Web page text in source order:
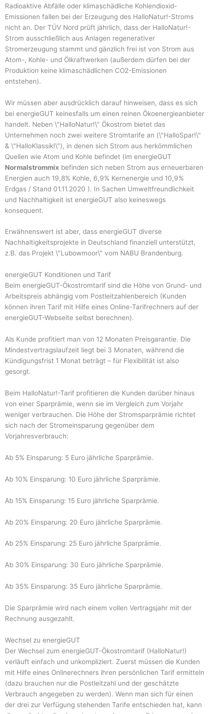
Radioaktive Abfälle oder klimaschädliche Kohlendioxid-
Emissionen fallen bei der Erzeugung des HalloNatur!-Stroms
nicht an. Der TÜV Nord prüft jährlich, dass der HalloNatur!-
Strom ausschließlich aus Anlagen regenerativer
Stromerzeugung stammt und gänzlich frei ist von Strom aus
Atom-, Kohle- und Ölkraftwerken (außerdem dürfen bei der
Produktion keine klimaschädlichen CO2-Emissionen
entstehen).
Wir müssen aber ausdrücklich darauf hinweisen, dass es sich
bei energieGUT keinesfalls um einen reinen Ökoenergieanbieter
handelt. Neben \"HalloNatur!\" Ökostrom bietet das
Unternehmen noch zwei weitere Stromtarife an (\"HalloSpar!\"
& \"HalloKlassik!\"), in denen sich Strom aus herkömmlichen
Quellen wie Atom und Kohle befindet (im energieGUT
Normalstrommix befinden sich neben Strom aus erneuerbaren
Energien auch 19,8% Kohle, 6,9% Kernenergie und 10,9%
Erdgas / Stand 01.11.2020 ). In Sachen Umweltfreundlichkeit
und Nachhaltigkeit ist energieGUT also keineswegs
konsequent.
Erwähnenswert ist aber, dass energieGUT diverse
Nachhaltigkeitsprojekte in Deutschland finanziell unterstützt,
z.B. das Projekt \"Lubowmoor\" vom NABU Brandenburg.
energieGUT Konditionen und Tarif
Beim energieGUT-Ökostromtarif sind die Höhe von Grund- und
Arbeitspreis abhängig vom Postleitzahlenbereich (Kunden
können ihren Tarif mit Hilfe eines Online-Tarifrechners auf der
energieGUT-Webseite selbst berechnen).
Als Kunde profitiert man von 12 Monaten Preisgarantie. Die
Mindestvertragslaufzeit liegt bei 3 Monaten, während die
Kündigungsfrist 1 Monat beträgt – für Flexibilität ist also
gesorgt.
Beim HalloNatur!-Tarif profitieren die Kunden darüber hinaus
von einer Sparprämie, wenn sie im Vergleich zum Vorjahr
weniger verbrauchen. Die Höhe der Stromsparprämie richtet
sich nach der Stromeinsparung gegenüber dem
Vorjahresverbrauch:
Ab 5% Einsparung: 5 Euro jährliche Sparprämie.
Ab 10% Einsparung: 10 Euro jährliche Sparprämie.
Ab 15% Einsparung: 15 Euro jährliche Sparprämie.
Ab 20% Einsparung: 20 Euro jährliche Sparprämie.
Ab 25% Einsparung: 25 Euro jährliche Sparprämie.
Ab 30% Einsparung: 30 Euro jährliche Sparprämie.
Ab 35% Einsparung: 35 Euro jährliche Sparprämie.
Die Sparprämie wird nach einem vollen Vertragsjahr mit der
Rechnung ausgezahlt.
Wechsel zu energieGUT
Der Wechsel zum energieGUT-Ökostromtarif (HalloNatur!)
verläuft einfach und unkompliziert. Zuerst müssen die Kunden
mit Hilfe eines Onlinerechners ihren persönlichen Tarif ermitteln
(dazu brauchen nur die Postleitzahl und der geschätzte
Verbrauch angegeben zu werden). Wenn man sich für einen
der drei zur Verfügung stehenden Tarife entschieden hat, kann